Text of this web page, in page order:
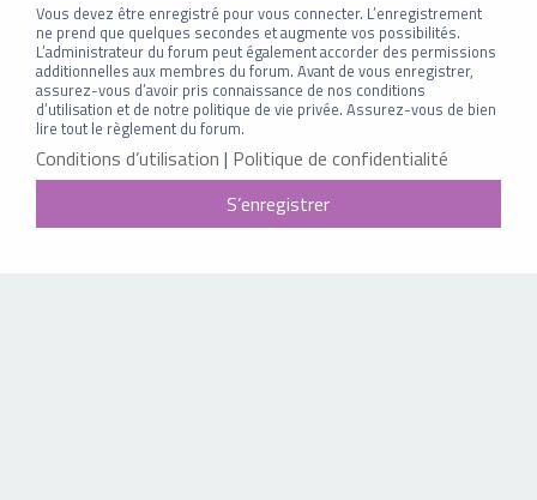
Vous devez être enregistré pour vous connecter. L’enregistrement
ne prend que quelques secondes et augmente vos possibilités.
L’administrateur du forum peut également accorder des permissions
additionnelles aux membres du forum. Avant de vous enregistrer,
assurez-vous d’avoir pris connaissance de nos conditions
d’utilisation et de notre politique de vie privée. Assurez-vous de bien
lire tout le règlement du forum.
Conditions d’utilisation | Politique de confidentialité
S’enregistrer